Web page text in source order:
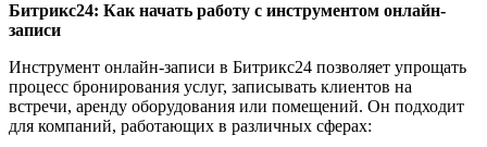
Битрикс24: Как начать работу с инструментом онлайн-
записи
Инструмент онлайн-записи в Битрикс24 позволяет упрощать
процесс бронирования услуг, записывать клиентов на
встречи, аренду оборудования или помещений. Он подходит
для компаний, работающих в различных сферах: